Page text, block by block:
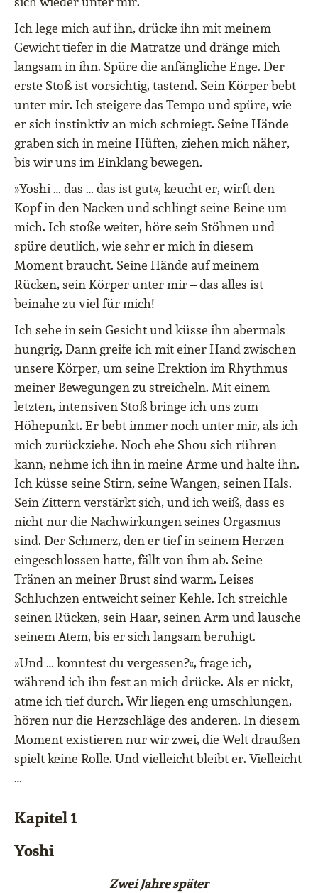
Ich lege mich auf ihn, drücke ihn mit meinem
Gewicht tiefer in die Matratze und dränge mich
langsam in ihn. Spüre die anfängliche Enge. Der
erste Stoß ist vorsichtig, tastend. Sein Körper bebt
unter mir. Ich steigere das Tempo und spüre, wie
er sich instinktiv an mich schmiegt. Seine Hände
graben sich in meine Hüften, ziehen mich näher,
bis wir uns im Einklang bewegen.
»Yoshi … das … das ist gut«, keucht er, wirft den
Kopf in den Nacken und schlingt seine Beine um
mich. Ich stoße weiter, höre sein Stöhnen und
spüre deutlich, wie sehr er mich in diesem
Moment braucht. Seine Hände auf meinem
Rücken, sein Körper unter mir – das alles ist
beinahe zu viel für mich!
Ich sehe in sein Gesicht und küsse ihn abermals
hungrig. Dann greife ich mit einer Hand zwischen
unsere Körper, um seine Erektion im Rhythmus
meiner Bewegungen zu streicheln. Mit einem
letzten, intensiven Stoß bringe ich uns zum
Höhepunkt. Er bebt immer noch unter mir, als ich
mich zurückziehe. Noch ehe Shou sich rühren
kann, nehme ich ihn in meine Arme und halte ihn.
Ich küsse seine Stirn, seine Wangen, seinen Hals.
Sein Zittern verstärkt sich, und ich weiß, dass es
nicht nur die Nachwirkungen seines Orgasmus
sind. Der Schmerz, den er tief in seinem Herzen
eingeschlossen hatte, fällt von ihm ab. Seine
Tränen an meiner Brust sind warm. Leises
Schluchzen entweicht seiner Kehle. Ich streichle
seinen Rücken, sein Haar, seinen Arm und lausche
seinem Atem, bis er sich langsam beruhigt.
»Und … konntest du vergessen?«, frage ich,
während ich ihn fest an mich drücke. Als er nickt,
atme ich tief durch. Wir liegen eng umschlungen,
hören nur die Herzschläge des anderen. In diesem
Moment existieren nur wir zwei, die Welt draußen
spielt keine Rolle. Und vielleicht bleibt er. Vielleicht
…
Kapitel 1
Yoshi
Zwei Jahre später